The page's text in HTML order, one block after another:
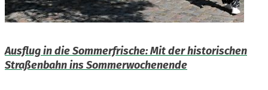
Ausflug in die Sommerfrische: Mit der historischen
Straßenbahn ins Sommerwochenende